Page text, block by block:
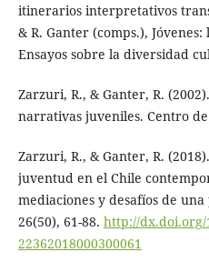
itinerarios interpretativos
& R. Ganter (comps.),
Ensayos sobre la diversidad
Zarzuri, R., & Ganter, R.
narrativas juveniles. Centro
Zarzuri, R., & Ganter, R.
juventud en el Chile
mediaciones y desafíos de
26(50), 61-88. http://dx.doi.org/
22362018000300061